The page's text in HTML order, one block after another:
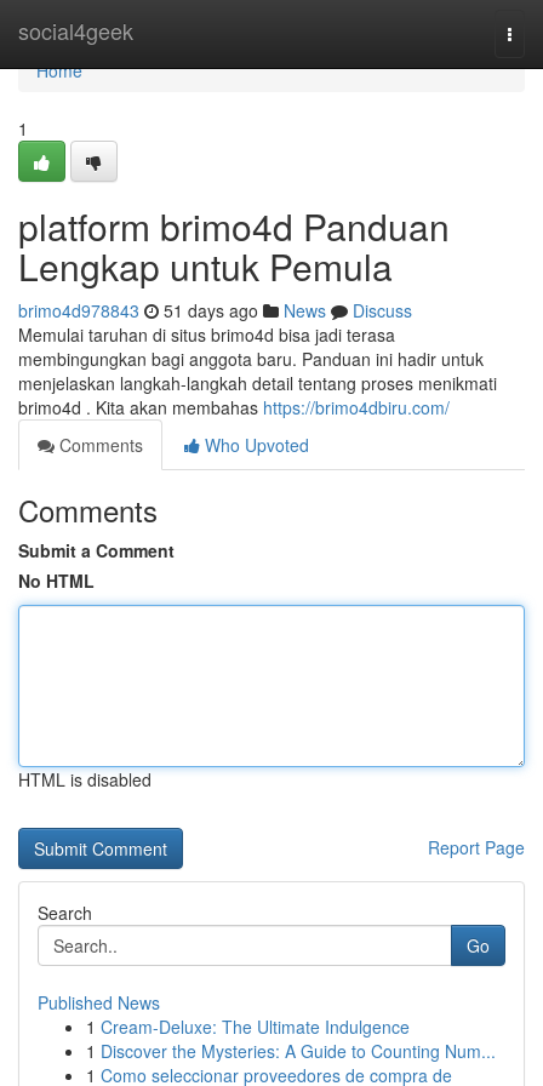
social4geek
Home
Home
1
platform brimo4d Panduan
Lengkap untuk Pemula
brimo4d978843 51 days ago News
Discuss
Memulai taruhan di situs brimo4d bisa jadi terasa
membingungkan bagi anggota baru. Panduan ini hadir untuk
menjelaskan langkah-langkah detail tentang proses menikmati
brimo4d . Kita akan membahas https://brimo4dbiru.com/
Comments
Who Upvoted
Comments
Submit a Comment
No HTML
HTML is disabled
Report Page
Search
Go
Published News
1 Cream-Deluxe: The Ultimate Indulgence
1 Discover the Mysteries: A Guide to Counting Num...
1 Como seleccionar proveedores de compra de